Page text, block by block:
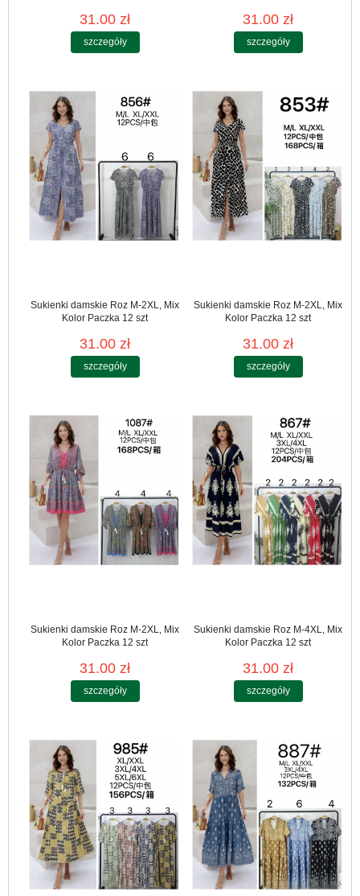
31.00 zł
szczegóły
31.00 zł
szczegóły
Sukienki damskie Roz M-2XL, Mix
Kolor Paczka 12 szt
31.00 zł
szczegóły
Sukienki damskie Roz M-2XL, Mix
Kolor Paczka 12 szt
31.00 zł
szczegóły
Sukienki damskie Roz M-2XL, Mix
Kolor Paczka 12 szt
31.00 zł
szczegóły
Sukienki damskie Roz M-4XL, Mix
Kolor Paczka 12 szt
31.00 zł
szczegóły